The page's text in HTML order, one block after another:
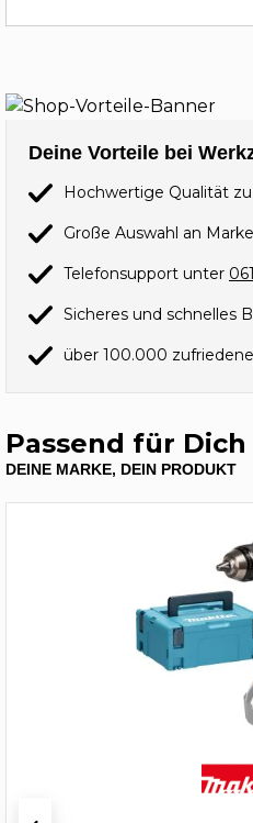
Deine Vorteile bei
Hochwertige Qualität
Große Auswahl an
Telefonsupport unter
Sicheres und schnelles
über 100.000
Passend für Dich
DEINE MARKE, DEIN PRODUKT